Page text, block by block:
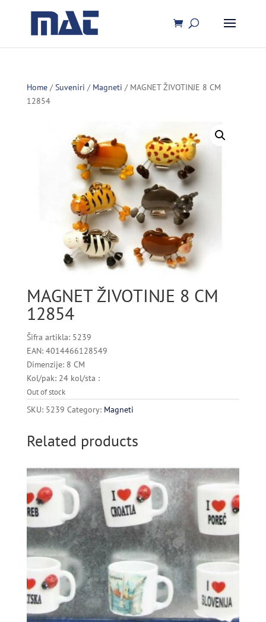
Home/Suveniri / Magneti / MAGNET ŽIVOTINJE 8 CM
12854
MAGNET ŽIVOTINJE 8 CM
12854
Šifra artikla: 5239
EAN: 4014466128549
Dimenzije: 8 CM
Kol/pak: 24 kol/sta :
Out of stock
SKU: 5239 Category: Magneti
Related products